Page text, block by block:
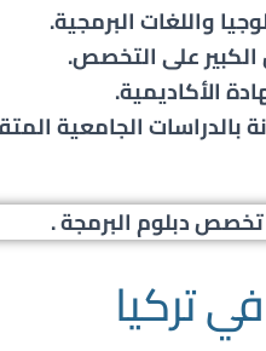
واللغات البرمجية.
على التخصص.
الأكاديمية.
الجامعية
دبلوم البرمجة .
تركيا